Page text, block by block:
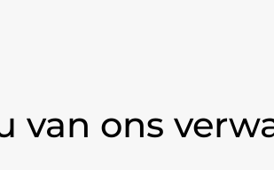
van ons